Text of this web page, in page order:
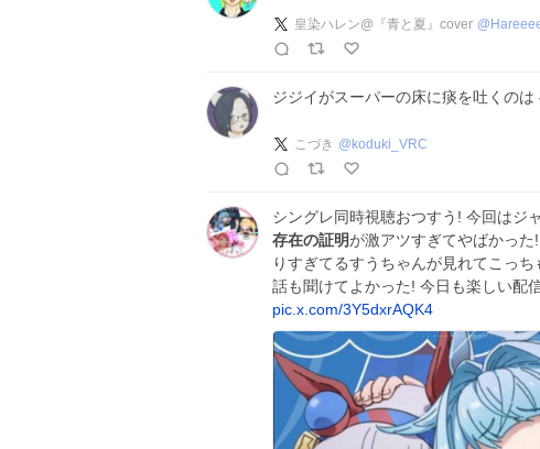
皇染ハレン@『青と夏』cover @
ジジイがスーパーの床に痰を吐くのは
こづき @ koduki_VRC
シングレ同時視聴おつすう! 今回はジ
存在の証明が激アツすぎてやばかっ
りすぎてるすうちゃんが見れてこっ
話も聞けてよかった! 今日も楽しい配
pic.x.com/3Y5dxrAQK4